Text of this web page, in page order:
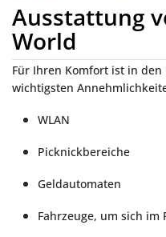
Ausstattung
World
Für Ihren Komfort ist in den
wichtigsten
WLAN
Picknickbereiche
Geldautomaten
Fahrzeuge, um sich im